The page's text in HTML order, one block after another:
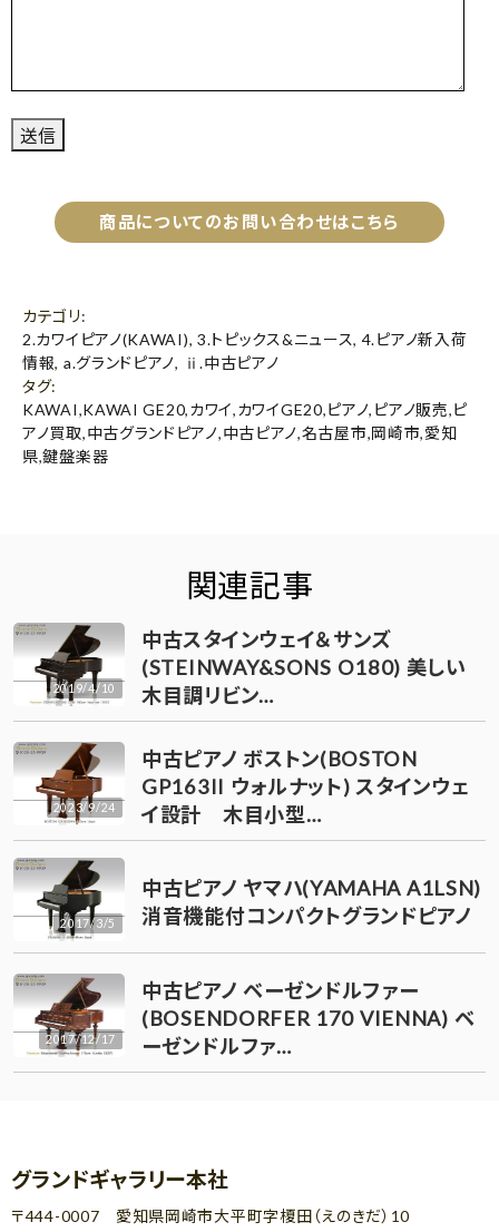
商品についてのお問い合わせはこちら
カテゴリ:
2.カワイピアノ(KAWAI), 3.トピックス&ニュース, 4.ピアノ新入荷
情報, a.グランドピアノ, ⅱ.中古ピアノ
タグ:
KAWAI,KAWAI GE20,カワイ,カワイGE20,ピアノ, ピアノ販売,ピ
アノ買取,中古グランドピアノ,中古ピアノ,名古屋市,岡崎市,愛知
県,鍵盤楽器
関連記事
2019/4/10
中古スタインウェイ＆サンズ
(STEINWAY&SONS O180) 美しい
木目調リビン…
2023/9/24
中古ピアノ ボストン(BOSTON
GP163II ウォルナット) スタインウェ
イ設計 木目小型…
2017/3/5
中古ピアノ ヤマハ(YAMAHA A1LSN)
消音機能付コンパクトグランドピアノ
2017/12/17
中古ピアノ ベーゼンドルファー
(BOSENDORFER 170 VIENNA) ベ
ーゼンドルファ…
グランドギャラリー本社
〒444-0007 愛知県岡崎市大平町字榎田（えのきだ）10